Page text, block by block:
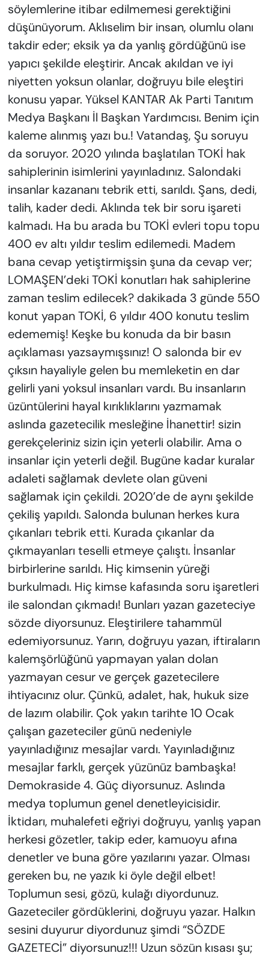
söylemlerine itibar edilmemesi gerektiğini
düşünüyorum. Aklıselim bir insan, olumlu olanı
takdir eder; eksik ya da yanlış gördüğünü ise
yapıcı şekilde eleştirir. Ancak akıldan ve iyi
niyetten yoksun olanlar, doğruyu bile eleştiri
konusu yapar. Yüksel KANTAR Ak Parti Tanıtım
Medya Başkanı İl Başkan Yardımcısı. Benim için
kaleme alınmış yazı bu.! Vatandaş, Şu soruyu
da soruyor. 2020 yılında başlatılan TOKİ hak
sahiplerinin isimlerini yayınladınız. Salondaki
insanlar kazananı tebrik etti, sarıldı. Şans, dedi,
talih, kader dedi. Aklında tek bir soru işareti
kalmadı. Ha bu arada bu TOKİ evleri topu topu
400 ev altı yıldır teslim edilemedi. Madem
bana cevap yetiştirmişsin şuna da cevap ver;
LOMAŞEN’deki TOKİ konutları hak sahiplerine
zaman teslim edilecek? dakikada 3 günde 550
konut yapan TOKİ, 6 yıldır 400 konutu teslim
edememiş! Keşke bu konuda da bir basın
açıklaması yazsaymışsınız! O salonda bir ev
çıksın hayaliyle gelen bu memleketin en dar
gelirli yani yoksul insanları vardı. Bu insanların
üzüntülerini hayal kırıklıklarını yazmamak
aslında gazetecilik mesleğine İhanettir! sizin
gerekçeleriniz sizin için yeterli olabilir. Ama o
insanlar için yeterli değil. Bugüne kadar kuralar
adaleti sağlamak devlete olan güveni
sağlamak için çekildi. 2020’de de aynı şekilde
çekiliş yapıldı. Salonda bulunan herkes kura
çıkanları tebrik etti. Kurada çıkanlar da
çıkmayanları teselli etmeye çalıştı. İnsanlar
birbirlerine sarıldı. Hiç kimsenin yüreği
burkulmadı. Hiç kimse kafasında soru işaretleri
ile salondan çıkmadı! Bunları yazan gazeteciye
sözde diyorsunuz. Eleştirilere tahammül
edemiyorsunuz. Yarın, doğruyu yazan, iftiraların
kalemşörlüğünü yapmayan yalan dolan
yazmayan cesur ve gerçek gazetecilere
ihtiyacınız olur. Çünkü, adalet, hak, hukuk size
de lazım olabilir. Çok yakın tarihte 10 Ocak
çalışan gazeteciler günü nedeniyle
yayınladığınız mesajlar vardı. Yayınladığınız
mesajlar farklı, gerçek yüzünüz bambaşka!
Demokraside 4. Güç diyorsunuz. Aslında
medya toplumun genel denetleyicisidir.
İktidarı, muhalefeti eğriyi doğruyu, yanlış yapan
herkesi gözetler, takip eder, kamuoyu afına
denetler ve buna göre yazılarını yazar. Olması
gereken bu, ne yazık ki öyle değil elbet!
Toplumun sesi, gözü, kulağı diyordunuz.
Gazeteciler gördüklerini, doğruyu yazar. Halkın
sesini duyurur diyordunuz şimdi “SÖZDE
GAZETECİ” diyorsunuz!!! Uzun sözün kısası şu;